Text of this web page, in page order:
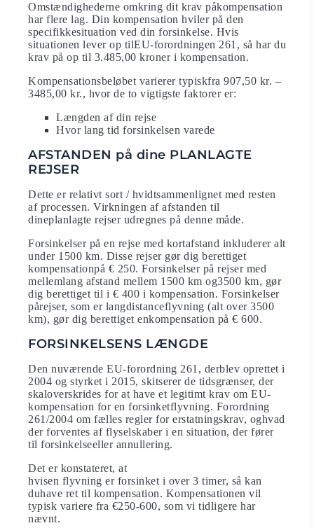
Omstændighederne omkring dit krav påkompensation
har flere lag. Din kompensation hviler på den
specifikkesituation ved din forsinkelse. Hvis
situationen lever op tilEU-forordningen 261, så har du
krav på op til 3.485,00 kroner i kompensation.
Kompensationsbeløbet varierer typiskfra 907,50 kr. –
3485,00 kr., hvor de to vigtigste faktorer er:
Længden af ​​din rejse
Hvor lang tid forsinkelsen varede
AFSTANDEN på dine PLANLAGTE
REJSER
Dette er relativt sort / hvidtsammenlignet med resten
af ​​processen. Virkningen af ​​afstanden til
dineplanlagte rejser udregnes på denne måde.
Forsinkelser på en rejse med kortafstand inkluderer alt
under 1500 km. Disse rejser gør dig berettiget
kompensationpå € 250. Forsinkelser på rejser med
mellemlang afstand mellem 1500 km og3500 km, gør
dig berettiget til i € 400 i kompensation. Forsinkelser
pårejser, som er langdistanceflyvning (alt over 3500
km), gør dig berettiget enkompensation på € 600.
FORSINKELSENS LÆNGDE
Den nuværende EU-forordning 261, derblev oprettet i
2004 og styrket i 2015, skitserer de tidsgrænser, der
skaloverskrides for at have et legitimt krav om EU-
kompensation for en forsinketflyvning. Forordning
261/2004 om fælles regler for erstatningskrav, oghvad
der forventes af flyselskaber i en situation, der fører
til forsinkelseeller annullering.
Det er konstateret, at
hvisen flyvning er forsinket i over 3 timer, så kan
duhave ret til kompensation. Kompensationen vil
typisk variere fra €250-600, som vi tidligere har
nævnt.